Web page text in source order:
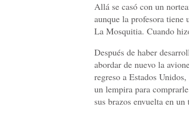
Allá se casó con un
aunque la profesora tiene
La Mosquitia. Cuando
Después de haber
abordar de nuevo la
regreso a Estados
un lempira para
sus brazos envuelta en un